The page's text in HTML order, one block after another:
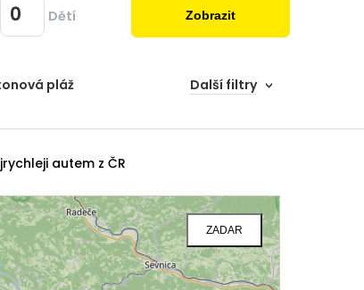
Dětí Zobrazit
pláž Další filtry
autem z ČR
ZADAR